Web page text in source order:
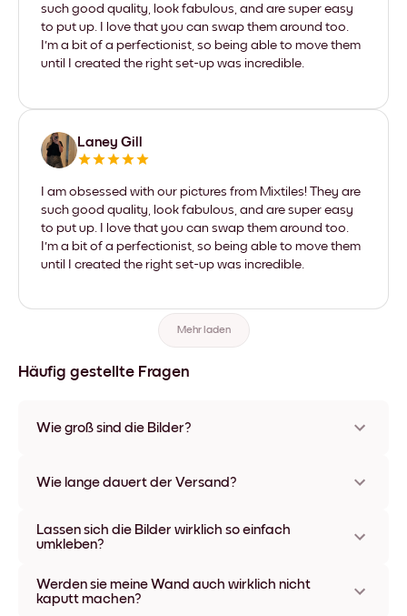
such good quality, look fabulous, and are super easy
to put up. I love that you can swap them around too.
I'm a bit of a perfectionist, so being able to move them
until I created the right set-up was incredible.
Laney Gill
I am obsessed with our pictures from Mixtiles! They are
such good quality, look fabulous, and are super easy
to put up. I love that you can swap them around too.
I'm a bit of a perfectionist, so being able to move them
until I created the right set-up was incredible.
Mehr laden
Häufig gestellte Fragen
Wie groß sind die Bilder?
Erhältlich in verschiedenen Materialien und Rahmenfarben,
Wie lange dauert der Versand?
Ländern bieten wir auch Expressversand an. Den Trackinglink
bekommst Du nach Bestellaufgabe zugeschickt.
Lassen sich die Bilder wirklich so einfach
umkleben?
umpositionieren zu lassen, ohne die Wände dabei zu
beschädigen.
Werden sie meine Wand auch wirklich nicht
kaputt machen?